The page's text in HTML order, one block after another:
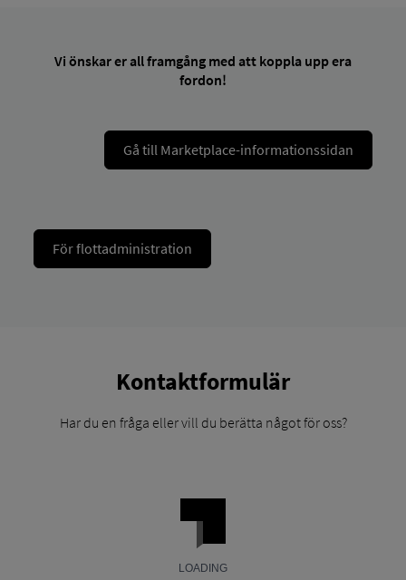
Vi önskar er all framgång med att koppla upp era
fordon!
Gå till Marketplace-informationssidan
För flottadministration
Kontaktformulär
Har du en fråga eller vill du berätta något för oss?